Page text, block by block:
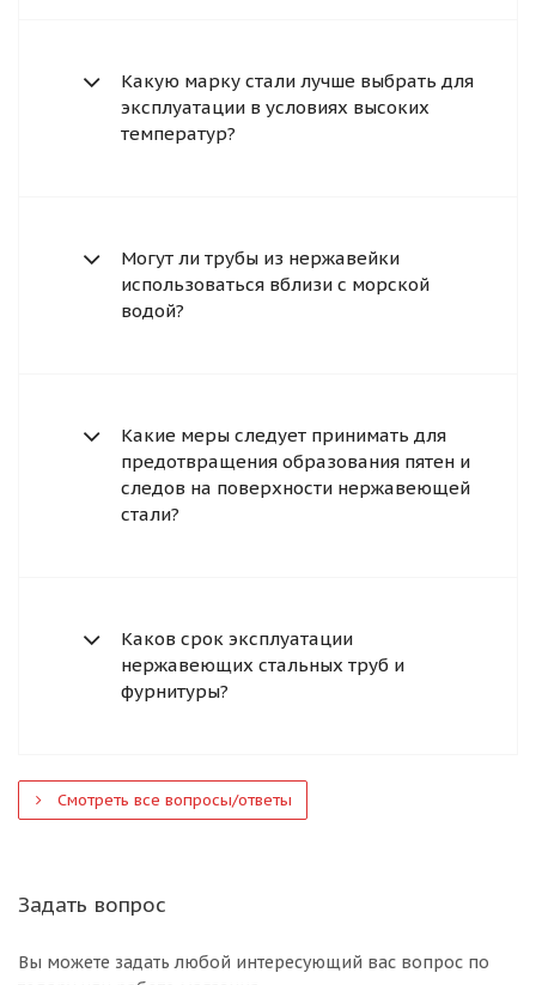
Какую марку стали лучше выбрать для
эксплуатации в условиях высоких
температур?
Могут ли трубы из нержавейки
использоваться вблизи с морской
водой?
Какие меры следует принимать для
предотвращения образования пятен и
следов на поверхности нержавеющей
стали?
Каков срок эксплуатации
нержавеющих стальных труб и
фурнитуры?
Смотреть все вопросы/ответы
Задать вопрос
Вы можете задать любой интересующий вас вопрос по